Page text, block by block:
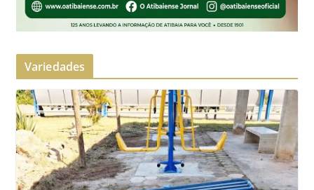
Variedades